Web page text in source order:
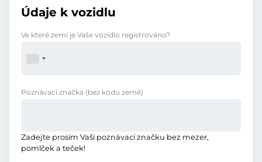
Údaje k vozidlu
Ve které zemi je Vaše vozidlo registrováno?
Poznávací značka (bez kódu země)
Zadejte prosím Vaši poznávací značku bez mezer,
pomlček a teček!